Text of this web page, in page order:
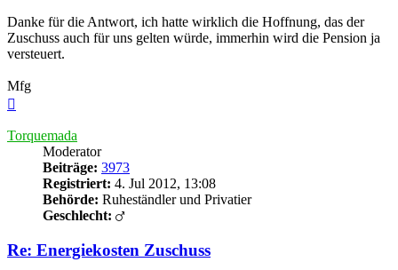
Danke für die Antwort, ich hatte wirklich die Hoffnung, das der
Zuschuss auch für uns gelten würde, immerhin wird die Pension ja
versteuert.
Mfg
Torquemada
Moderator
Beiträge: 3973
Registriert: 4. Jul 2012, 13:08
Behörde: Ruheständler und Privatier
Geschlecht:
Re: Energiekosten Zuschuss